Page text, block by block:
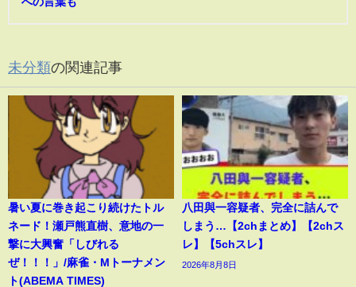
未分類の関連記事
暑い夏に巻き起こり続けたトル
ネード！瀬戸熊直樹、意地の一
撃に大興奮「しびれる
ぜ！！！」/麻雀・Mトーナメン
ト(ABEMA TIMES)
八田與一容疑者、完全に詰んで
しまう…【2chまとめ】【2chス
レ】【5chスレ】
2026年8月8日